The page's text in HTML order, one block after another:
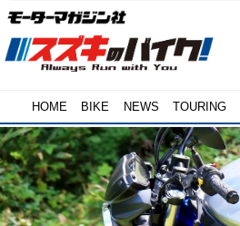
HOME BIKE NEWS TOURING